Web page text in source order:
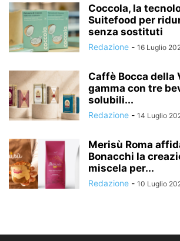
Coccola, la
Suitefood per
senza sostituti
Redazione - 16 Luglio
Caffè Bocca della
gamma con tre
solubili...
Redazione - 14 Luglio
Merisù Roma
Bonacchi la
miscela per...
Redazione - 10 Luglio